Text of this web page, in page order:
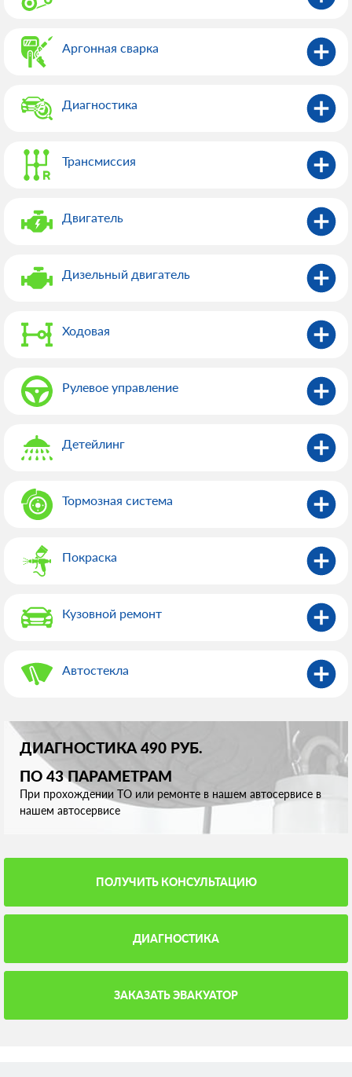
Аргонная сварка
Диагностика
Трансмиссия
Двигатель
Дизельный двигатель
Ходовая
Рулевое управление
Детейлинг
Тормозная система
Покраска
Кузовной ремонт
Автостекла
ДИАГНОСТИКА 490 РУБ.
ПО 43 ПАРАМЕТРАМ
При прохождении ТО или ремонте в нашем автосервисе в
нашем автосервисе
ПОЛУЧИТЬ КОНСУЛЬТАЦИЮ
ДИАГНОСТИКА
ЗАКАЗАТЬ ЭВАКУАТОР